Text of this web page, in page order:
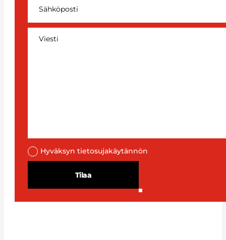
Hyväksyn tietosujakäytännön
Tilaa